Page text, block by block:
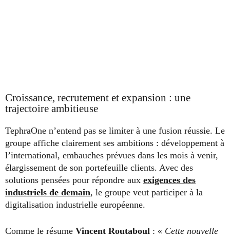
Croissance, recrutement et expansion : une
trajectoire ambitieuse
TephraOne n’entend pas se limiter à une fusion réussie. Le
groupe affiche clairement ses ambitions : développement à
l’international, embauches prévues dans les mois à venir,
élargissement de son portefeuille clients. Avec des
solutions pensées pour répondre aux exigences des
industriels de demain, le groupe veut participer à la
digitalisation industrielle européenne.
Comme le résume Vincent Routaboul : « Cette nouvelle